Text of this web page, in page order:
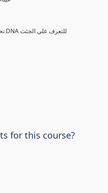
(19) تحاليل بقايا العظام وأشلاء الجثث وتحليل DNA للتعرف علي الجثث
for this course?